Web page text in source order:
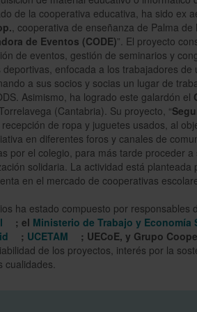
de la cooperativa educativa, ha sido ex
, cooperativa de enseñanza de Palma
de Eventos (CODE)”. El proyecto
de eventos, gestión de seminarios y
enfocada a los trabajadores
a sus socios y socias un lugar de
Asimismo, ha logrado este galardón el
(Cantabria). Su proyecto, “
de ropa y juguetes usados, al
en diferentes foros y canales de
por el colegio, para más tarde proceder
solidaria. La actividad está
en el mercado de cooperativas
ha estado compuesto por responsables
; el Ministerio de Trabajo y Economía
; UCETAM ; UECoE, y Grupo
de los proyectos, interés por la
cualidades.